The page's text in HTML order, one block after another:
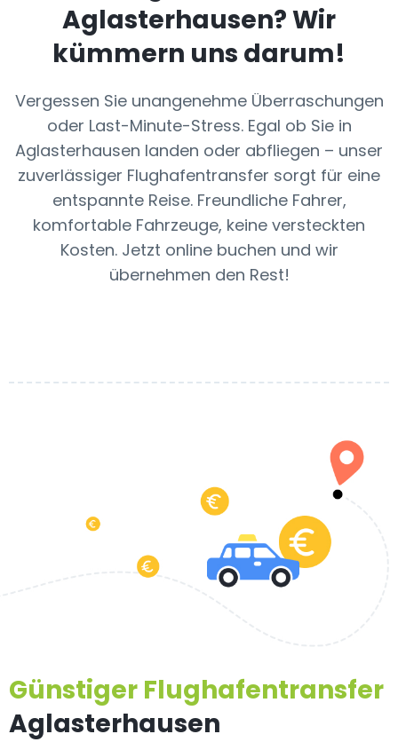
Aglasterhausen? Wir
kümmern uns darum!
Vergessen Sie unangenehme Überraschungen
oder Last-Minute-Stress. Egal ob Sie in
Aglasterhausen landen oder abfliegen – unser
zuverlässiger Flughafentransfer sorgt für eine
entspannte Reise. Freundliche Fahrer,
komfortable Fahrzeuge, keine versteckten
Kosten. Jetzt online buchen und wir
übernehmen den Rest!
Günstiger Flughafentransfer
Aglasterhausen